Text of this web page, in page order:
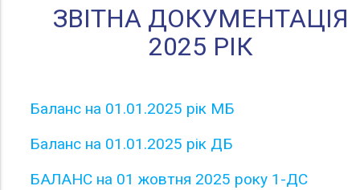
ЗВІТНА ДОКУМЕНТАЦІЯ
2025 РІК
Баланс на 01.01.2025 рік МБ
Баланс на 01.01.2025 рік ДБ
БАЛАНС на 01 жовтня 2025 року 1-ДС